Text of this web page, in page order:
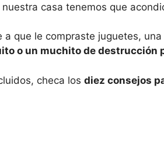
casa tenemos que
que le compraste juguetes,
o un muchito de destrucción
checa los diez consejos